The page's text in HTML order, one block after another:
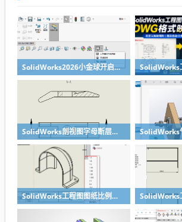
SolidWorks2026小金球开启方法realview功能开启
SolidWorks剖视图字母断层无需手动修改，设置一下就好
SolidWorks工程图图纸比例修改快速方法